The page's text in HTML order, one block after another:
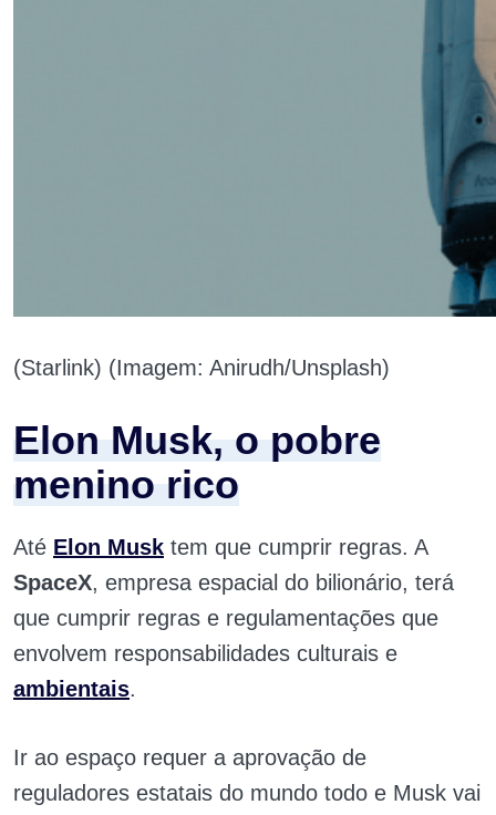
(Starlink) (Imagem: Anirudh/Unsplash)
Elon Musk, o pobre
menino rico
Até Elon Musk tem que cumprir regras. A
SpaceX, empresa espacial do bilionário, terá
que cumprir regras e regulamentações que
envolvem responsabilidades culturais e
ambientais.
Ir ao espaço requer a aprovação de
reguladores estatais do mundo todo e Musk vai